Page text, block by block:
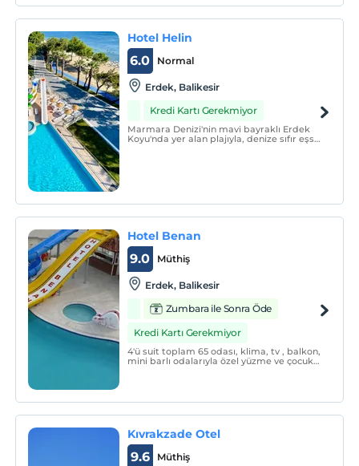
Hotel Helin
Normal
6.0
Erdek, Balikesir
Kredi Kartı Gerekmiyor
Marmara Denizi'nin mavi bayraklı Erdek
Koyu'nda yer alan plajıyla, denize sıfır eşsiz
Hotel Benan
Müthiş
9.0
Erdek, Balikesir
Zumbara ile Sonra Öde
Kredi Kartı Gerekmiyor
4'ü suit toplam 65 odası, klima, tv , balkon,
mini barlı odalarıyla özel yüzme ve çocuk
imkanı sunan yepyeni bir tatil kompleksi
Kıvrakzade Otel
Müthiş
9.6